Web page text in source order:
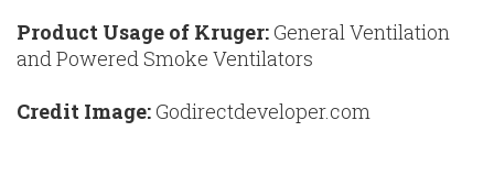
Product Usage of Kruger: General Ventilation
and Powered Smoke Ventilators
Credit Image: Godirectdeveloper.com